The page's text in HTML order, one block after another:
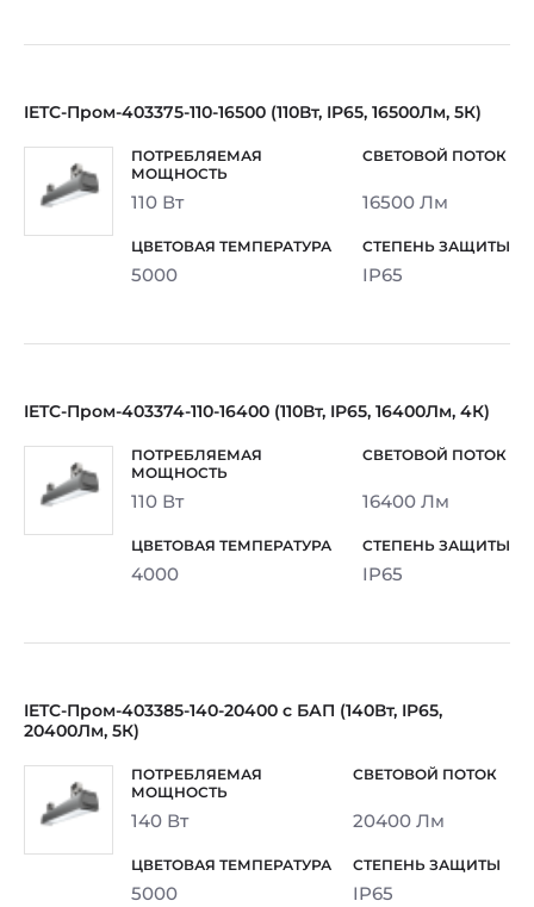
IETC-Пром-403375-110-16500 (110Вт, IP65, 16500Лм, 5К)
110 Вт 16500 Лм
5000 IP65
IETC-Пром-403374-110-16400 (110Вт, IP65, 16400Лм, 4К)
110 Вт 16400 Лм
4000 IP65
IETC-Пром-403385-140-20400 с БАП (140Вт, IP65,
20400Лм, 5К)
140 Вт 20400 Лм
5000 IP65